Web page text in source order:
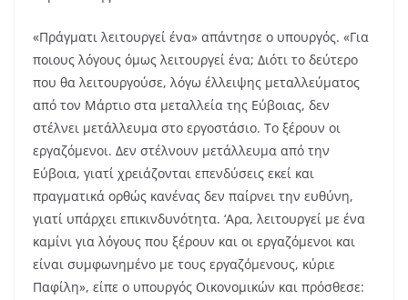
«Πράγματι λειτουργεί ένα» απάντησε ο υπουργός. «Για
ποιους λόγους όμως λειτουργεί ένα; Διότι το δεύτερο
που θα λειτουργούσε, λόγω έλλειψης μεταλλεύματος
από τον Μάρτιο στα μεταλλεία της Εύβοιας, δεν
στέλνει μετάλλευμα στο εργοστάσιο. Το ξέρουν οι
εργαζόμενοι. Δεν στέλνουν μετάλλευμα από την
Εύβοια, γιατί χρειάζονται επενδύσεις εκεί και
πραγματικά ορθώς κανένας δεν παίρνει την ευθύνη,
γιατί υπάρχει επικινδυνότητα. ‘Αρα, λειτουργεί με ένα
καμίνι για λόγους που ξέρουν και οι εργαζόμενοι και
είναι συμφωνημένο με τους εργαζόμενους, κύριε
Παφίλη», είπε ο υπουργός Οικονομικών και πρόσθεσε: